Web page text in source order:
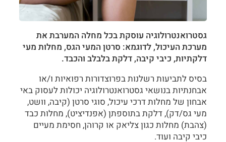
גסטרואנטרולוגיה עוסקת בכל מחלה המערבת את
מערכת העיכול, לדוגמא: סרטן המעי הגס, מחלות מעי
דלקתיות, כיבי קיבה, דלקת בלבלב והכבד.
בסיס לתביעות רשלנות בפרוצדורות רפואיות ו/או
אבחנתיות בנושאי גסטרואנטרולוגיה יכולות לעסוק באי
אבחון של מחלות דרכי עיכול, סוגי סרטן (קיבה, וושט,
מעי גס/דק), דלקת בתוספתן (אפנדיציט), מחלות כבד
(צהבת) מחלות כגון צליאק או קרוהן, חסימת מעיים
כיבי קיבה ועוד.